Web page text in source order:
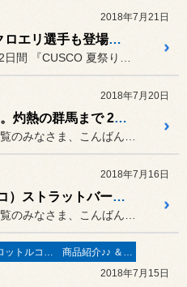
2018年7月21日
28日（土）は クロエリ選手も登場❤ 7月28日＆29日の2日間『CUSCO 夏祭り』開催！！
2018年7月20日
行ってきました。灼熱の群馬まで 2018。 CUSCO（クスコ）テクニカルマスター研修。
2018年7月16日
CUSCO（クスコ）ストラットバー取付作業 ／ トヨタ C-HR NGX50
スロットルコントローラー＆サブコンピューター パワー＆レスポンスアップ系
商品紹介♪♪ ＆ ”フィール”からのお知らせ。
2018年7月15日